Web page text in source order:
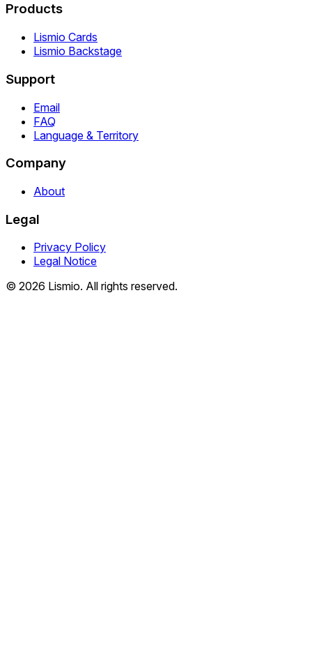
Products
Lismio Cards
Lismio Backstage
Support
Email
FAQ
Language & Territory
Company
About
Legal
Privacy Policy
Legal Notice
© 2026 Lismio. All rights reserved.